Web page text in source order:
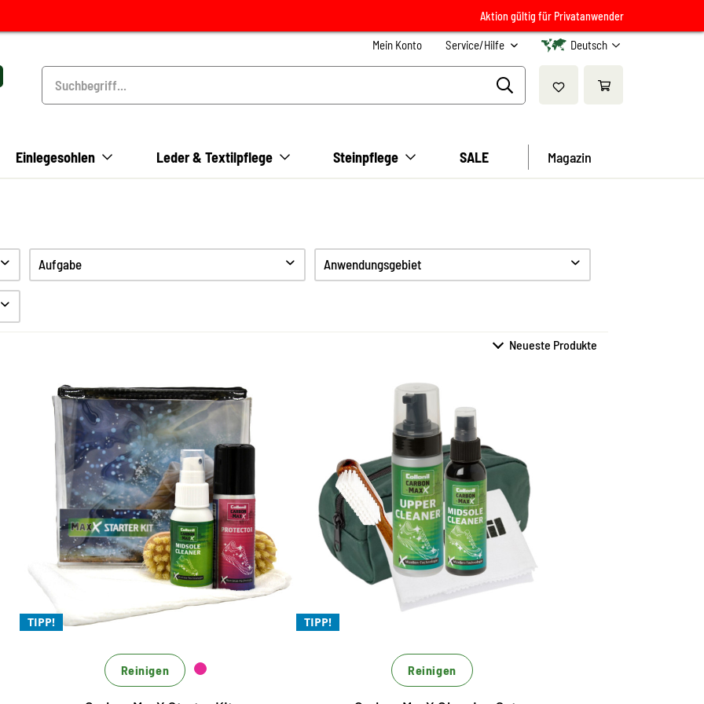
Aktion gültig für Privatanwender
Mein Konto Service/Hilfe Deutsch
Einlegesohlen Leder & Textilpflege Steinpflege SALE Magazin
Aufgabe
Farbauffrischung
Hygiene
Anwendungsgebiet
TIPP!
Starter Kit für Reinigung
und Schutz
Beste Midsole Reinigung mit Mizellen
Technologie
Für kraftvolle und effiziente Reinigung
Ohne Einsatz von Mikroplastik
Reinigen
TIPP!
Das MaxX Set zum
Vorzugspreis - 20% Rabatt
gegenüber Einzelbezug
Mit Mizellen Technologie - für die Xtra
Reinigung
Ohne Einsatz von Mikroplastik
Reinigen